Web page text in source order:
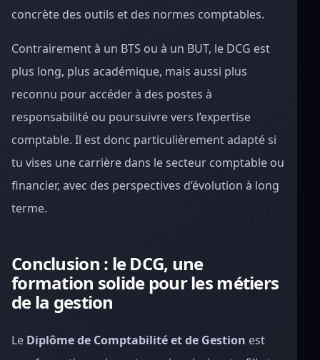
concrète des outils et des normes comptables.
Contrairement à un BTS ou à un BUT, le DCG est
plus long, plus académique, mais aussi plus
reconnu pour accéder à des postes à
responsabilité ou poursuivre vers l’expertise
comptable. Il est donc particulièrement adapté si
tu vises une carrière dans le secteur comptable ou
financier, avec des perspectives d’évolution à long
terme.
Conclusion : le DCG, une
formation solide pour les métiers
de la gestion
Le Diplôme de Comptabilité et de Gestion est